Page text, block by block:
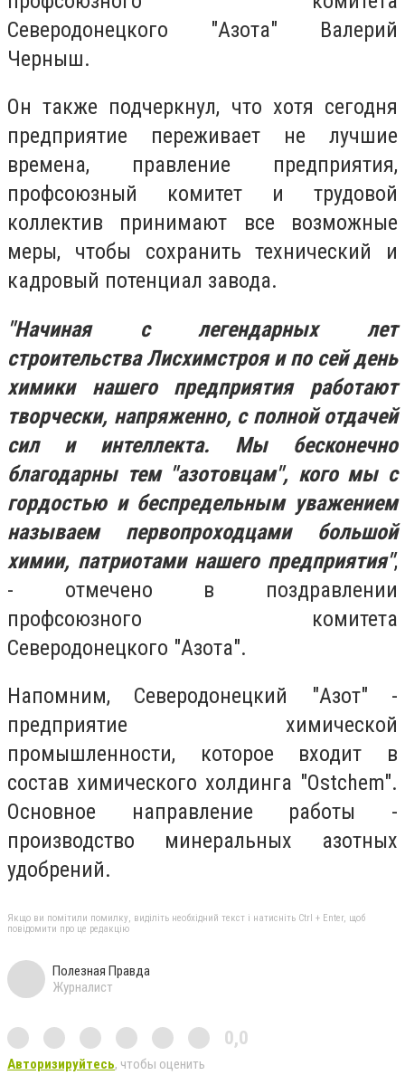
Северодонецкого "Азота" Валерий
Черныш.
Он также подчеркнул, что хотя сегодня
предприятие переживает не лучшие
времена, правление предприятия,
профсоюзный комитет и трудовой
коллектив принимают все возможные
меры, чтобы сохранить технический и
кадровый потенциал завода.
"Начиная с легендарных лет
строительства Лисхимстроя и по сей день
химики нашего предприятия работают
творчески, напряженно, с полной отдачей
сил и интеллекта. Мы бесконечно
благодарны тем "азотовцам", кого мы с
гордостью и беспредельным уважением
называем первопроходцами большой
химии, патриотами нашего предприятия",
- отмечено в поздравлении
профсоюзного комитета
Северодонецкого "Азота".
Напомним, Северодонецкий "Азот" -
предприятие химической
промышленности, которое входит в
состав химического холдинга "Ostchem".
Основное направление работы -
производство минеральных азотных
удобрений.
Якщо ви помітили помилку, виділіть необхідний текст і натисніть Ctrl + Enter, щоб
повідомити про це редакцію
Полезная Правда
Журналист
0,0
Авторизируйтесь, чтобы оценить